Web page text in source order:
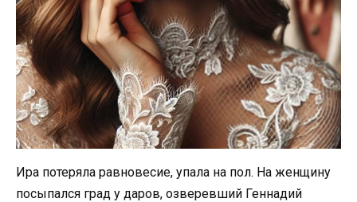
Ира потеряла равновесие, упала на пол. На женщину
посыпался град у даров, озверевший Геннадий